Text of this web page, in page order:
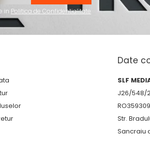
in Politica de Confidentialitate
Date
SLF
J26/548/
Str.
Sancraiu